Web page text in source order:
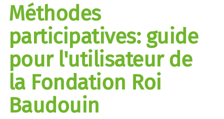
Méthodes
participatives: guide
pour l'utilisateur de
la Fondation Roi
Baudouin